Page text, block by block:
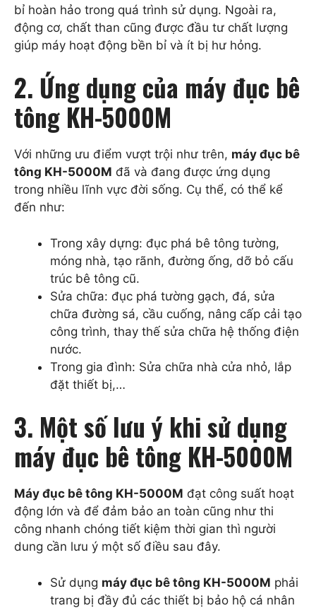
bỉ hoàn hảo trong quá trình sử dụng. Ngoài ra,
động cơ, chất than cũng được đầu tư chất lượng
giúp máy hoạt động bền bỉ và ít bị hư hỏng.
2. Ứng dụng của máy đục bê
tông KH-5000M
Với những ưu điểm vượt trội như trên, máy đục bê
tông KH-5000M đã và đang được ứng dụng
trong nhiều lĩnh vực đời sống. Cụ thể, có thể kể
đến như:
Trong xây dựng: đục phá bê tông tường,
móng nhà, tạo rãnh, đường ống, dỡ bỏ cấu
trúc bê tông cũ.
Sửa chữa: đục phá tường gạch, đá, sửa
chữa đường sá, cầu cuống, nâng cấp cải tạo
công trình, thay thế sửa chữa hệ thống điện
nước.
Trong gia đình: Sửa chữa nhà cửa nhỏ, lắp
đặt thiết bị,…
3. Một số lưu ý khi sử dụng
máy đục bê tông KH-5000M
Máy đục bê tông KH-5000M đạt công suất hoạt
động lớn và để đảm bảo an toàn cũng như thi
công nhanh chóng tiết kiệm thời gian thì người
dung cần lưu ý một số điều sau đây.
Sử dụng máy đục bê tông KH-5000M phải
trang bị đầy đủ các thiết bị bảo hộ cá nhân